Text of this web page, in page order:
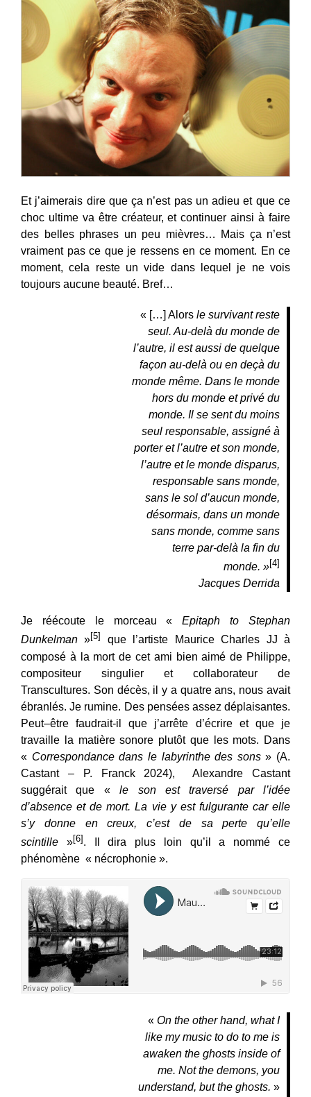
Et j’aimerais dire que ça n’est pas un adieu et que ce
choc ultime va être créateur, et continuer ainsi à faire
des belles phrases un peu mièvres… Mais ça n’est
vraiment pas ce que je ressens en ce moment. En ce
moment, cela reste un vide dans lequel je ne vois
toujours aucune beauté. Bref…
« […] Alors le survivant reste
seul. Au-delà du monde de
l’autre, il est aussi de quelque
façon au-delà ou en deçà du
monde même. Dans le monde
hors du monde et privé du
monde. Il se sent du moins
seul responsable, assigné à
porter et l’autre et son monde,
l’autre et le monde disparus,
responsable sans monde,
sans le sol d’aucun monde,
désormais, dans un monde
sans monde, comme sans
terre par-delà la fin du
monde. »[4]
Jacques Derrida
Je réécoute le morceau «Epitaph to Stephan
Dunkelman »[5]
que l’artiste Maurice Charles JJ à
composé à la mort de cet ami bien aimé de Philippe,
compositeur singulier et collaborateur de
Transcultures. Son décès, il y a quatre ans, nous avait
ébranlés. Je rumine. Des pensées assez déplaisantes.
Peut–être faudrait-il que j’arrête d’écrire et que je
travaille la matière sonore plutôt que les mots. Dans
« Correspondance dans le labyrinthe des sons» (A.
Castant – P. Franck 2024), Alexandre Castant
suggérait que «le son est traversé par l’idée
d’absence et de mort. La vie y est fulgurante car elle
s’y donne en creux, c’est de sa perte qu’elle
scintille »[6]. Il dira plus loin qu’il a nommé ce
phénomène « nécrophonie ».
« On the other hand, what I
like my music to do to me is
awaken the ghosts inside of
me. Not the demons, you
understand, but the ghosts. »